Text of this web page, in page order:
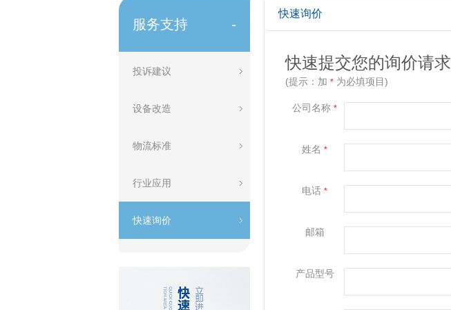
服务支持 -
投诉建议
设备改造
物流标准
行业应用
快速询价
快速询价
快速提交您的询价请求
(提示：加 * 为必填项目)
公司名称 *
姓名 *
电话 *
邮箱
产品型号